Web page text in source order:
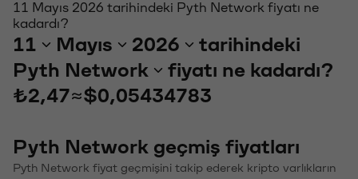
11 Mayıs 2026 tarihindeki Pyth Network fiyatı ne
kadardı?
11 Mayıs 2026
tarihindeki
Pyth Network
fiyatı ne kadardı?
₺2,47≈$0,05434783
Pyth Network geçmiş fiyatları
Pyth Network fiyat geçmişini takip ederek kripto varlıkların